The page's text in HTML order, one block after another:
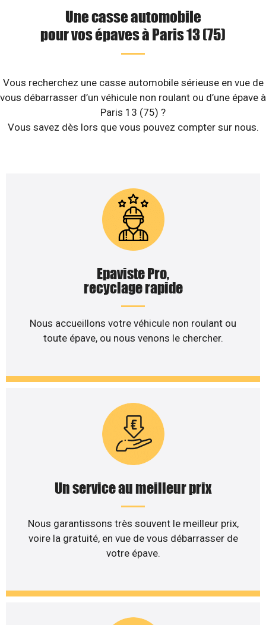
Une casse automobile
pour vos épaves à Paris 13 (75)
Vous recherchez une casse automobile sérieuse en vue de
vous débarrasser d’un véhicule non roulant ou d’une épave à
Paris 13 (75) ?
Vous savez dès lors que vous pouvez compter sur nous.
Epaviste Pro,
recyclage rapide
Nous accueillons votre véhicule non roulant ou
toute épave, ou nous venons le chercher.
Un service au meilleur prix
Nous garantissons très souvent le meilleur prix,
voire la gratuité, en vue de vous débarrasser de
votre épave.